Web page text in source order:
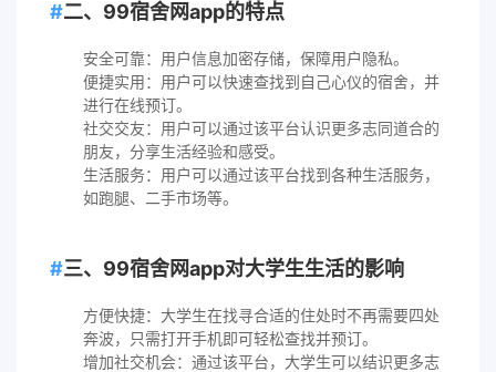
二、99宿舍网app的特点
安全可靠：用户信息加密存储，保障用户隐私。
便捷实用：用户可以快速查找到自己心仪的宿舍，并
进行在线预订。
社交交友：用户可以通过该平台认识更多志同道合的
朋友，分享生活经验和感受。
生活服务：用户可以通过该平台找到各种生活服务，
如跑腿、二手市场等。
三、99宿舍网app对大学生生活的影响
方便快捷：大学生在找寻合适的住处时不再需要四处
奔波，只需打开手机即可轻松查找并预订。
增加社交机会：通过该平台，大学生可以结识更多志